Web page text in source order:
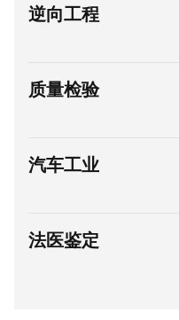
逆向工程
质量检验
汽车工业
法医鉴定